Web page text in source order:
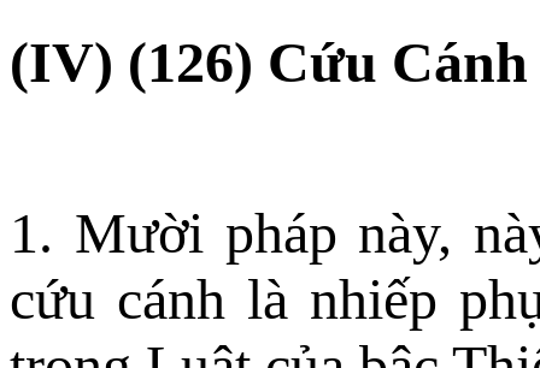
(IV) (126) Cứu
1. Mười pháp này,
cứu cánh là nhiếp